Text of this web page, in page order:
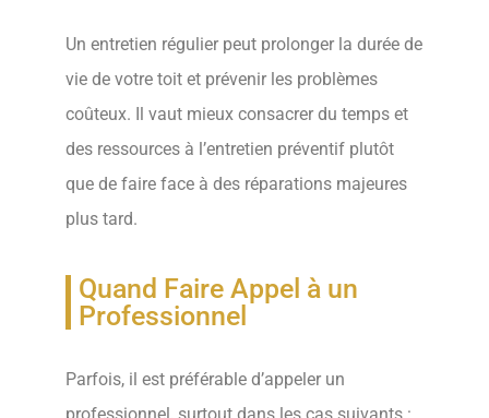
Un entretien régulier peut prolonger la durée de
vie de votre toit et prévenir les problèmes
coûteux. Il vaut mieux consacrer du temps et
des ressources à l’entretien préventif plutôt
que de faire face à des réparations majeures
plus tard.
Quand Faire Appel à un
Professionnel
Parfois, il est préférable d’appeler un
professionnel, surtout dans les cas suivants :